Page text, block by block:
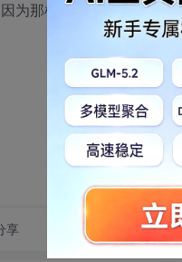
为那样效率太低了..感觉..
享 转发到动态